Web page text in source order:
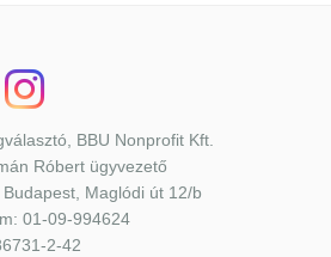
BBU Nonprofit Kft.
Róbert ügyvezető
Maglódi út 12/b
01-09-994624
2-42